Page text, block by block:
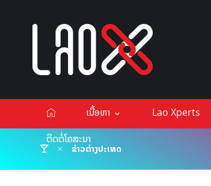
ເນື້ອຫາ Lao Xperts
ຕິດຕໍ່ໂຄສະນາ
ຂ່າວຕ່າງປະເທດ